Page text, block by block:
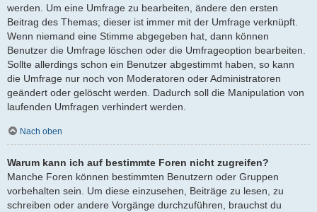
werden. Um eine Umfrage zu bearbeiten, ändere den ersten
Beitrag des Themas; dieser ist immer mit der Umfrage verknüpft.
Wenn niemand eine Stimme abgegeben hat, dann können
Benutzer die Umfrage löschen oder die Umfrageoption bearbeiten.
Sollte allerdings schon ein Benutzer abgestimmt haben, so kann
die Umfrage nur noch von Moderatoren oder Administratoren
geändert oder gelöscht werden. Dadurch soll die Manipulation von
laufenden Umfragen verhindert werden.
Nach oben
Warum kann ich auf bestimmte Foren nicht zugreifen?
Manche Foren können bestimmten Benutzern oder Gruppen
vorbehalten sein. Um diese einzusehen, Beiträge zu lesen, zu
schreiben oder andere Vorgänge durchzuführen, brauchst du